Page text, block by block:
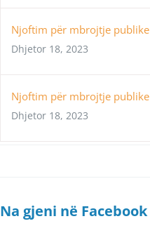
Njoftim për mbrojtje publike
Dhjetor 18, 2023
Njoftim për mbrojtje publike
Dhjetor 18, 2023
Na gjeni në Facebook